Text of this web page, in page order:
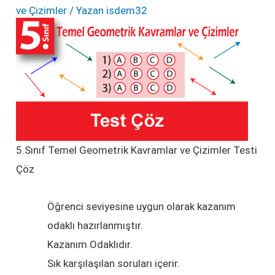
ve Çizimler / Yazan isdem32
5.Sınıf Temel Geometrik Kavramlar ve Çizimler Testi
Çöz
Öğrenci seviyesine uygun olarak kazanım
odaklı hazırlanmıştır.
Kazanım Odaklıdır.
Sık karşılaşılan soruları içerir.